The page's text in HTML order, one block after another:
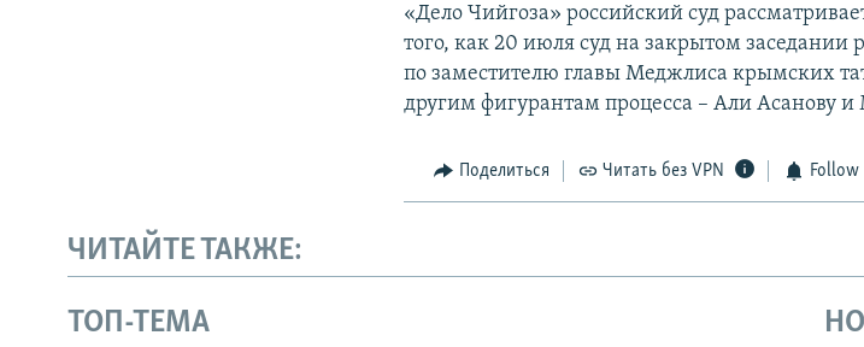
«Дело Чийгоза» российский суд
того, как 20 июля суд на закрытом заседании
по заместителю главы Меджлиса крымских
другим фигурантам процесса – Али Асанову
Поделиться Читать без VPN Follow
ЧИТАЙТЕ ТАКЖЕ:
ТОП-ТЕМА